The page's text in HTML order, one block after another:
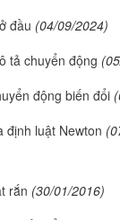
đầu (04/09/2024)
tả chuyển động
động biến đổi
định luật Newton
rắn (30/01/2016)